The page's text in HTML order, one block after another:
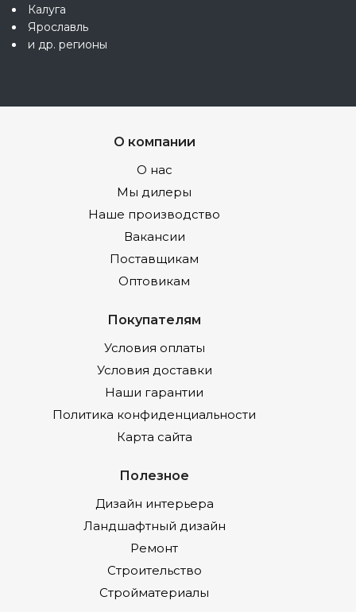
Калуга
Ярославль
и др. регионы
О компании
О нас
Мы дилеры
Наше производство
Вакансии
Поставщикам
Оптовикам
Покупателям
Условия оплаты
Условия доставки
Наши гарантии
Политика конфиденциальности
Карта сайта
Полезное
Дизайн интерьера
Ландшафтный дизайн
Ремонт
Строительство
Стройматериалы